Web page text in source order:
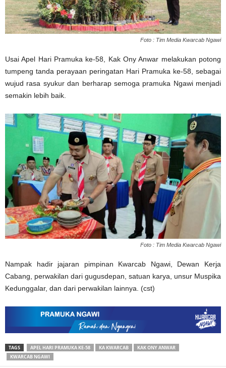
Foto : Tim Media Kwarcab Ngawi
Usai Apel Hari Pramuka ke-58, Kak Ony Anwar melakukan potong
tumpeng tanda perayaan peringatan Hari Pramuka ke-58, sebagai
wujud rasa syukur dan berharap semoga pramuka Ngawi menjadi
semakin lebih baik.
Foto : Tim Media Kwarcab Ngawi
Nampak hadir jajaran pimpinan Kwarcab Ngawi, Dewan Kerja
Cabang, perwakilan dari gugusdepan, satuan karya, unsur Muspika
Kedunggalar, dan dari perwakilan lainnya. (cst)
TAGS APEL HARI PRAMUKA KE-58 KA KWARCAB
KAK ONY ANWAR
KWARCAB NGAWI